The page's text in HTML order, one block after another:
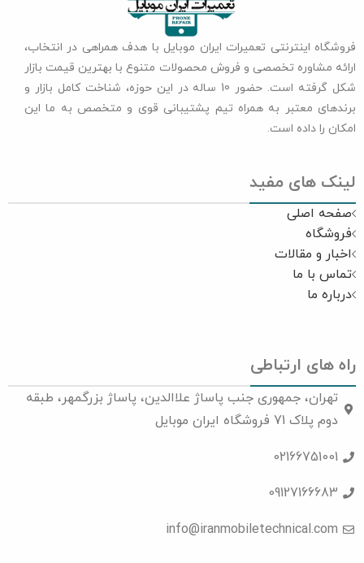
فروشگاه اینترنتی تعمیرات ایران موبایل با هدف همراهی در انتخاب،
ارائه مشاوره تخصصی و فروش محصولات متنوع با بهترین قیمت بازار
شکل گرفته است. حضور 10 ساله در این حوزه، شناخت کامل بازار و
برندهای معتبر به همراه تیم پشتیبانی قوی و متخصص به ما این
امکان را داده است.
لینک های مفید
صفحه اصلی
فروشگاه
اخبار و مقالات
تماس با ما
درباره ما
راه های ارتباطی
تهران، جمهوری جنب پاساژ علاالدین، پاساژ بزرگمهر، طبقه
دوم پلاک 71 فروشگاه ایران موبایل
02166751001
09127166683
info@iranmobiletechnical.com